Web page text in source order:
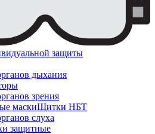
защиты
дыхания
зрения
маскиЩитки НБТ
слуха
защитные